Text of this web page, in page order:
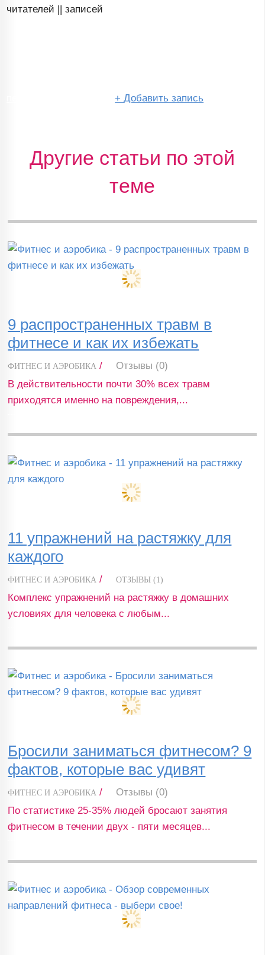
читателей ||записей
перейти в сообщество+Добавить запись
Другие статьи по этой
теме
9 распространенных травм в
фитнесе и как их избежать
ФИТНЕС И АЭРОБИКА /
Отзывы (0)
В действительности почти 30% всех травм
приходятся именно на повреждения,...
11 упражнений на растяжку для
каждого
ФИТНЕС И АЭРОБИКА / ОТЗЫВЫ (1)
Комплекс упражнений на растяжку в домашних
условиях для человека с любым...
Бросили заниматься фитнесом? 9
фактов, которые вас удивят
ФИТНЕС И АЭРОБИКА /
Отзывы (0)
По статистике 25-35% людей бросают занятия
фитнесом в течении двух - пяти месяцев...